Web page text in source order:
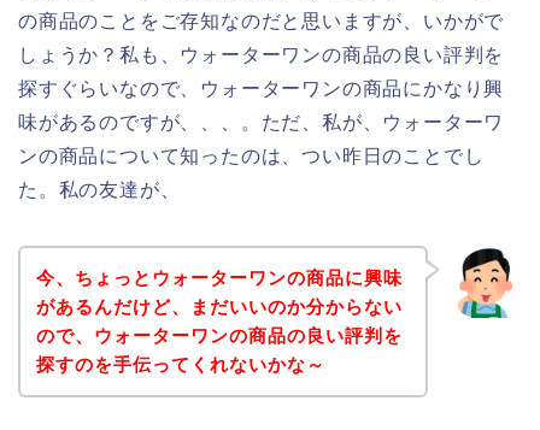
の商品のことをご存知なのだと思いますが、いかがで
しょうか？私も、ウォーターワンの商品の良い評判を
探すぐらいなので、ウォーターワンの商品にかなり興
味があるのですが、、、。ただ、私が、ウォーターワ
ンの商品について知ったのは、つい昨日のことでし
た。私の友達が、
今、ちょっとウォーターワンの商品に興味
があるんだけど、まだいいのか分からない
ので、ウォーターワンの商品の良い評判を
探すのを手伝ってくれないかな～